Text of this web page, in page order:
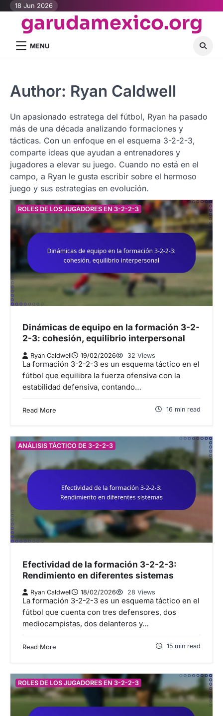
Skip
content
18 Jun 2026
garudamexico.org
MENU
Author: Ryan Caldwell
Un apasionado estratega del fútbol, Ryan ha pasado
más de una década analizando formaciones y
tácticas. Con un enfoque en el esquema 3-2-2-3,
comparte ideas que ayudan a entrenadores y
jugadores a elevar su juego. Cuando no está en el
campo, a Ryan le gusta escribir sobre el hermoso
juego y sus estrategias en evolución.
ROLES DE LOS JUGADORES EN 3-2-2-3
Dinámicas de equipo en la formación 3-2-
2-3: cohesión, equilibrio interpersonal
Ryan Caldwell 19/02/2026 32 Views
La formación 3-2-2-3 es un esquema táctico en el
fútbol que equilibra la fuerza ofensiva con la
estabilidad defensiva, contando…
Read More 16 min read
ANÁLISIS TÁCTICO DE 3-2-2-3
Efectividad de la formación 3-2-2-3:
Rendimiento en diferentes sistemas
Ryan Caldwell 18/02/2026 28 Views
La formación 3-2-2-3 es un esquema táctico en el
fútbol que cuenta con tres defensores, dos
mediocampistas, dos delanteros y…
Read More 15 min read
ROLES DE LOS JUGADORES EN 3-2-2-3